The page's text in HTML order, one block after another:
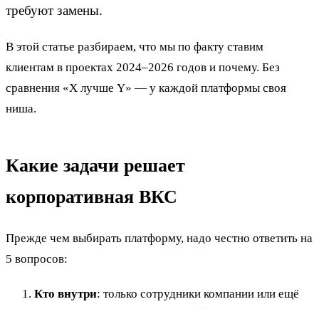
требуют замены.
В этой статье разбираем, что мы по факту ставим
клиентам в проектах 2024–2026 годов и почему. Без
сравнения «X лучше Y» — у каждой платформы своя
ниша.
Какие задачи решает
корпоративная ВКС
Прежде чем выбирать платформу, надо честно ответить на
5 вопросов:
Кто внутри: только сотрудники компании или ещё